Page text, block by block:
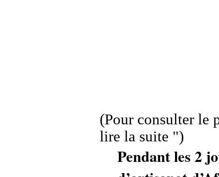
(Pour consulter le
lire la suite ")
Pendant les 2